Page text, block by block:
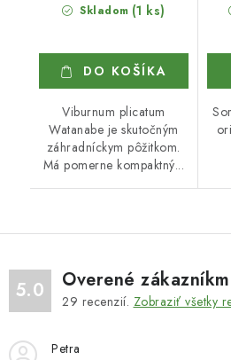
Skladom (1 ks)
DO KOŠÍKA
Viburnum plicatum
Watanabe je skutočným
záhradníckym pôžitkom.
Má pomerne kompaktný...
5.0 Overené
29 recenzií. Zobraziť všetky
Petra